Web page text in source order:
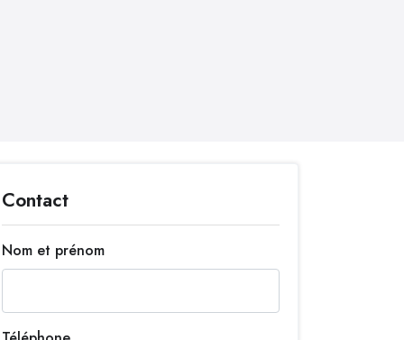
Contact
Nom et prénom